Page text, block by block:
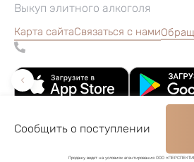
Сообщить о поступлении
Продажу ведет на условиях агентирования ООО
Выкуп элитного алкоголя
Карта сайтаСвязаться с нами
©2004–2026, Часовой ломбард